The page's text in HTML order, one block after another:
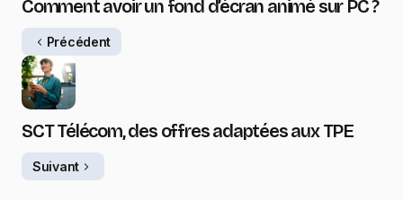
Comment avoir un fond d’écran animé sur PC ?
Précédent
SCT Télécom, des offres adaptées aux TPE
Suivant